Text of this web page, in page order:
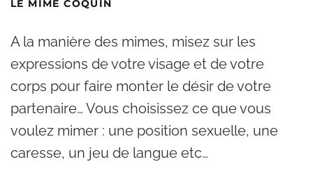
LE MIME COQUIN
A la manière des mimes, misez sur les
expressions de votre visage et de votre
corps pour faire monter le désir de votre
partenaire… Vous choisissez ce que vous
voulez mimer : une position sexuelle, une
caresse, un jeu de langue etc…